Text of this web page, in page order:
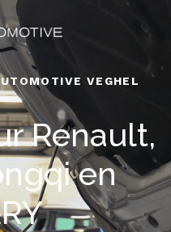
VEGHEL
Renault,
en